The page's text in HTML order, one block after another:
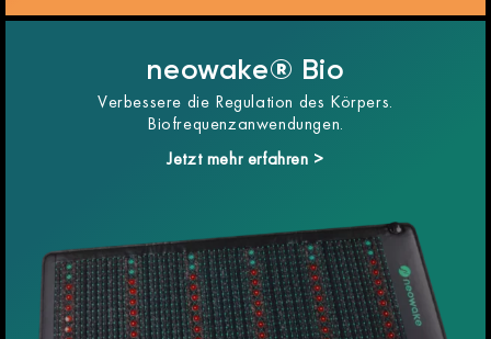
neowake® Bio
Verbessere die Regulation des Körpers.
Biofrequenzanwendungen.
Jetzt mehr erfahren >